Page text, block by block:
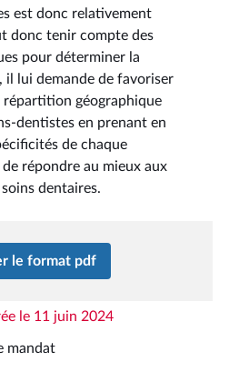
est donc relativement
donc tenir compte des
pour déterminer la
il lui demande de favoriser
répartition géographique
dentistes en prenant en
de chaque
répondre au mieux aux
dentaires.
le format pdf
le 11 juin 2024
mandat